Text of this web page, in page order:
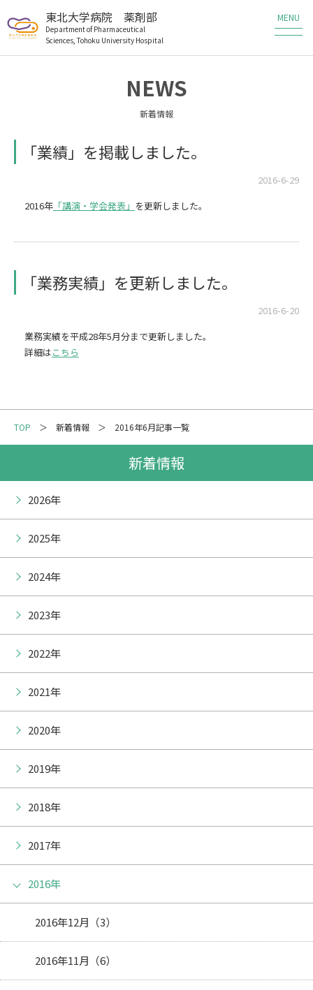
東北大学病院 薬剤部
Department of Pharmaceutical
Sciences, Tohoku University Hospital
メンバー
患者さんへ
職員・研修生募集
情報の取扱いについて
TOP 新着情報 2016年6月記事一覧
新着情報
2026年
2025年
2024年
2023年
2022年
2021年
2020年
2019年
2018年
2017年
2016年
2016年12月（3）
2016年11月（6）
NEWS
新着情報
「業績」を掲載しました。
2016-6-29
2016年 「講演・学会発表」 を更新しました。
「業務実績」を更新しました。
2016-6-20
業務実績を平成28年5月分まで更新しました。
詳細はこちら